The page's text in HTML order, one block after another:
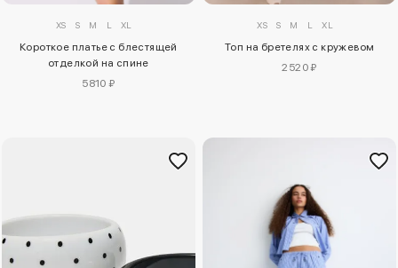
XS S M L XL
Короткое платье с блестящей
отделкой на спине
5810 ₽
XS S M L XL
Топ на бретелях с кружевом
2520 ₽